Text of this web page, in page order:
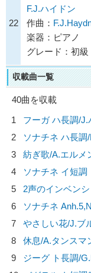
22
F.J.ハイドン
作曲：
楽器：ピアノ
グレード：初級
収載曲一覧
40曲を収載
1
フーガ ハ長調/J.
2
ソナチネ ハ長調/
3
紡ぎ歌/A.エルメ
4
ソナチネ イ短調
5
2声のインベン
6
ソナチネ
7
やさしい花/J.ブ
8
休息/A.タンスマ
9
ジーグ ト長調/